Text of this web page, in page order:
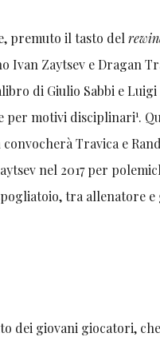
premuto il tasto del
Ivan Zaytsev e Dragan
di Giulio Sabbi e
per motivi disciplinari1.
Travica e
nel 2017 per
tra allenatore
dei giovani giocatori,